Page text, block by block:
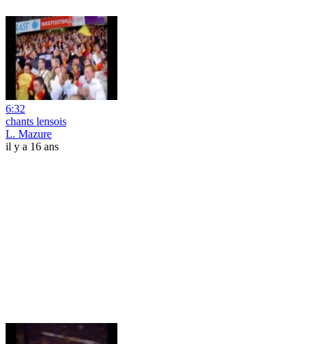
6:32
chants lensois
L. Mazure
il y a 16 ans